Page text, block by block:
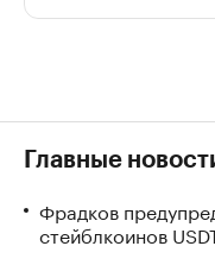
Главные
Фрадков
стейблкоинов